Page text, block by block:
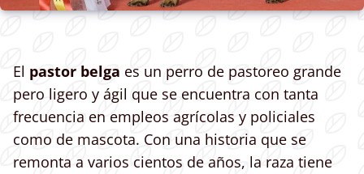
El pastor belga es un perro de pastoreo grande
pero ligero y ágil que se encuentra con tanta
frecuencia en empleos agrícolas y policiales
como de mascota. Con una historia que se
remonta a varios cientos de años, la raza tiene